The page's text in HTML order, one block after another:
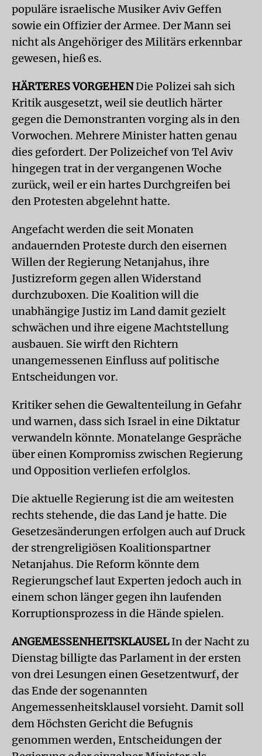
populäre israelische Musiker Aviv Geffen
sowie ein Offizier der Armee. Der Mann sei
nicht als Angehöriger des Militärs erkennbar
gewesen, hieß es.
HÄRTERES VORGEHENDie Polizei sah sich
Kritik ausgesetzt, weil sie deutlich härter
gegen die Demonstranten vorging als in den
Vorwochen. Mehrere Minister hatten genau
dies gefordert. Der Polizeichef von Tel Aviv
hingegen trat in der vergangenen Woche
zurück, weil er ein hartes Durchgreifen bei
den Protesten abgelehnt hatte.
Angefacht werden die seit Monaten
andauernden Proteste durch den eisernen
Willen der Regierung Netanjahus, ihre
Justizreform gegen allen Widerstand
durchzuboxen. Die Koalition will die
unabhängige Justiz im Land damit gezielt
schwächen und ihre eigene Machtstellung
ausbauen. Sie wirft den Richtern
unangemessenen Einfluss auf politische
Entscheidungen vor.
Kritiker sehen die Gewaltenteilung in Gefahr
und warnen, dass sich Israel in eine Diktatur
verwandeln könnte. Monatelange Gespräche
über einen Kompromiss zwischen Regierung
und Opposition verliefen erfolglos.
Die aktuelle Regierung ist die am weitesten
rechts stehende, die das Land je hatte. Die
Gesetzesänderungen erfolgen auch auf Druck
der strengreligiösen Koalitionspartner
Netanjahus. Die Reform könnte dem
Regierungschef laut Experten jedoch auch in
einem schon länger gegen ihn laufenden
Korruptionsprozess in die Hände spielen.
ANGEMESSENHEITSKLAUSELIn der Nacht zu
Dienstag billigte das Parlament in der ersten
von drei Lesungen einen Gesetzentwurf, der
das Ende der sogenannten
Angemessenheitsklausel vorsieht. Damit soll
dem Höchsten Gericht die Befugnis
genommen werden, Entscheidungen der